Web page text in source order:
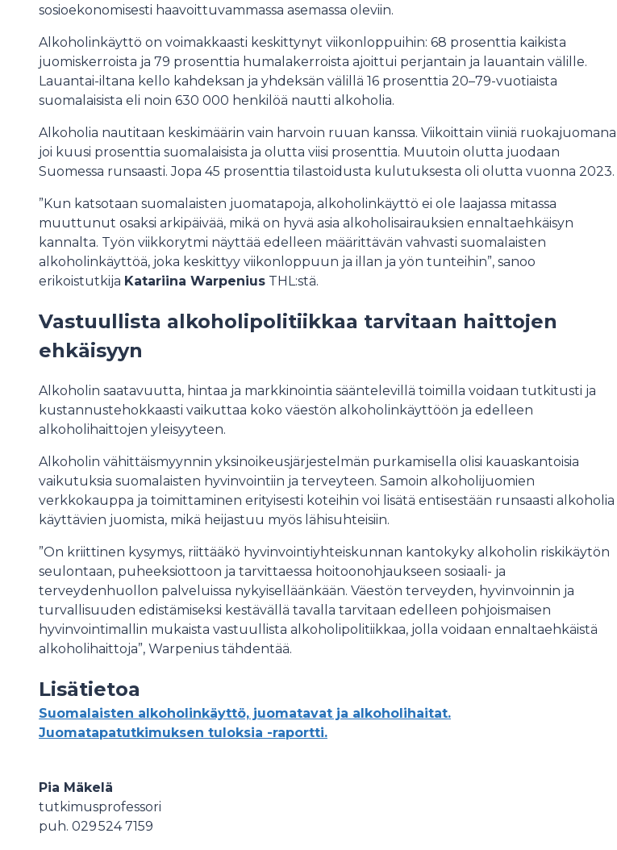
sosioekonomisesti haavoittuvammassa asemassa oleviin.
Alkoholinkäyttö on voimakkaasti keskittynyt viikonloppuihin: 68 prosenttia kaikista
juomiskerroista ja 79 prosenttia humalakerroista ajoittui perjantain ja lauantain välille.
Lauantai-iltana kello kahdeksan ja yhdeksän välillä 16 prosenttia 20–79-vuotiaista
suomalaisista eli noin 630 000 henkilöä nautti alkoholia.
Alkoholia nautitaan keskimäärin vain harvoin ruuan kanssa. Viikoittain viiniä ruokajuomana
joi kuusi prosenttia suomalaisista ja olutta viisi prosenttia. Muutoin olutta juodaan
Suomessa runsaasti. Jopa 45 prosenttia tilastoidusta kulutuksesta oli olutta vuonna 2023.
”Kun katsotaan suomalaisten juomatapoja, alkoholinkäyttö ei ole laajassa mitassa
muuttunut osaksi arkipäivää, mikä on hyvä asia alkoholisairauksien ennaltaehkäisyn
kannalta. Työn viikkorytmi näyttää edelleen määrittävän vahvasti suomalaisten
alkoholinkäyttöä, joka keskittyy viikonloppuun ja illan ja yön tunteihin”, sanoo
erikoistutkija Katariina Warpenius THL:stä.
Vastuullista alkoholipolitiikkaa tarvitaan haittojen
ehkäisyyn
Alkoholin saatavuutta, hintaa ja markkinointia sääntelevillä toimilla voidaan tutkitusti ja
kustannustehokkaasti vaikuttaa koko väestön alkoholinkäyttöön ja edelleen
alkoholihaittojen yleisyyteen.
Alkoholin vähittäismyynnin yksinoikeusjärjestelmän purkamisella olisi kauaskantoisia
vaikutuksia suomalaisten hyvinvointiin ja terveyteen. Samoin alkoholijuomien
verkkokauppa ja toimittaminen erityisesti koteihin voi lisätä entisestään runsaasti alkoholia
käyttävien juomista, mikä heijastuu myös lähisuhteisiin.
”On kriittinen kysymys, riittääkö hyvinvointiyhteiskunnan kantokyky alkoholin riskikäytön
seulontaan, puheeksiottoon ja tarvittaessa hoitoonohjaukseen sosiaali- ja
terveydenhuollon palveluissa nykyiselläänkään. Väestön terveyden, hyvinvoinnin ja
turvallisuuden edistämiseksi kestävällä tavalla tarvitaan edelleen pohjoismaisen
hyvinvointimallin mukaista vastuullista alkoholipolitiikkaa, jolla voidaan ennaltaehkäistä
alkoholihaittoja”, Warpenius tähdentää.
Lisätietoa
Suomalaisten alkoholinkäyttö, juomatavat ja alkoholihaitat.
Juomatapatutkimuksen tuloksia -raportti.
Pia Mäkelä
tutkimusprofessori
puh. 029 524 7159